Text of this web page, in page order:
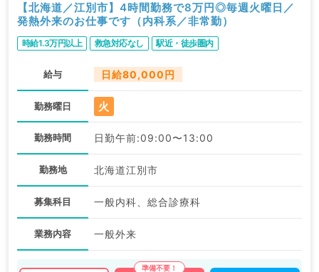
【北海道／江別市】4時間勤務で8万円◎毎週火曜日／
発熱外来のお仕事です（内科系／非常勤）
時給1.3万円以上 救急対応なし 駅近・徒歩圏内
給与 日給80,000円
勤務曜日 火
勤務時間 日勤午前:09:00〜13:00
勤務地 北海道江別市
募集科目 一般内科、総合診療科
業務内容 一般外来